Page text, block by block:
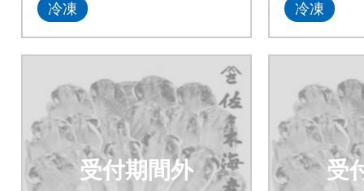
冷凍 冷凍
受付期間外 受